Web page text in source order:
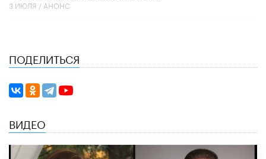
3 ИЮЛЯ / АНОНС
ПОДЕЛИТЬСЯ
ВИДЕО